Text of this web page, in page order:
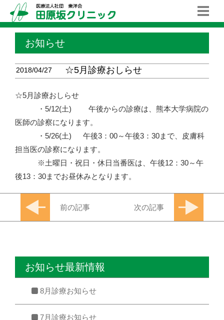
お知らせ
2018/04/27 ☆5月診療おしらせ
☆5月診療おしらせ
・5/12(土) 午後からの診療は、熊本大学病院の
医師の診察になります。
・5/26(土) 午後3：00～午後3：30まで、皮膚科
担当医の診察になります。
※土曜日・祝日・休日当番医は、午後12：30～午
後13：30までお昼休みとなります。
前の記事 次の記事
お知らせ最新情報
8月診療お知らせ
7月診療お知らせ